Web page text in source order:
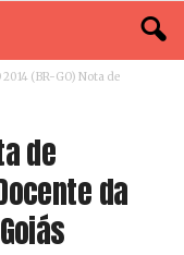
2014 (BR-GO) Nota de
de
da